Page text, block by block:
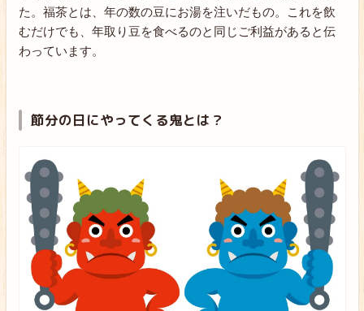
た。福茶とは、年の数の豆にお湯を注いだもの。これを飲
むだけでも、年取り豆を食べるのと同じご利益があると伝
わっています。
節分の日にやってくる鬼とは？